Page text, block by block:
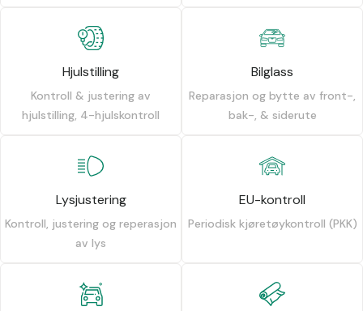
Hjulstilling
Kontroll & justering av
hjulstilling, 4-hjulskontroll
Bilglass
Reparasjon og bytte av front-,
bak-, & siderute
Lysjustering
Kontroll, justering og reperasjon
av lys
EU-kontroll
Periodisk kjøretøykontroll (PKK)